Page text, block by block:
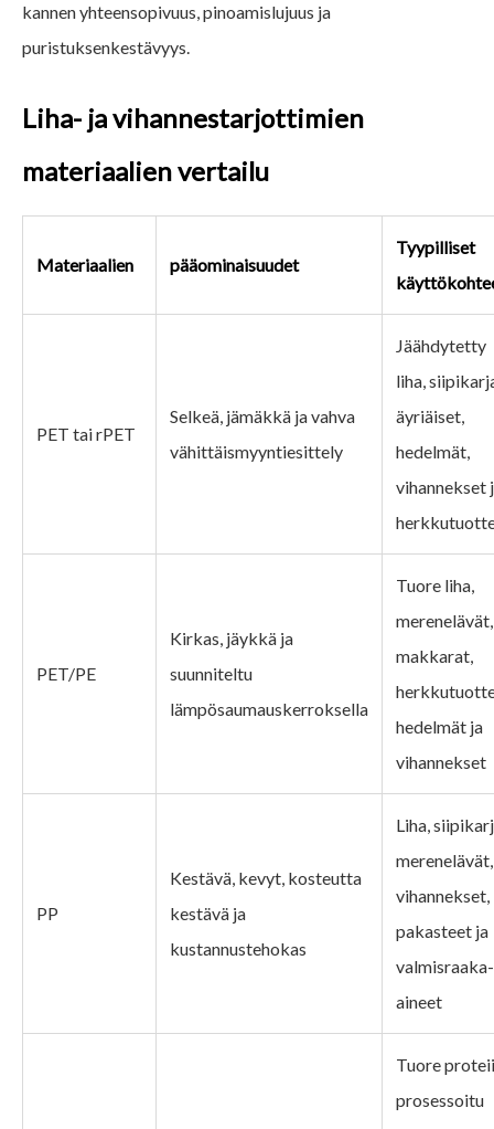
kannen yhteensopivuus, pinoamislujuus ja
puristuksenkestävyys.
Liha- ja vihannestarjottimien
materiaalien vertailu
Materiaalien pääominaisuudet
Tyypilliset
PET tai rPET
Selkeä, jämäkkä ja vahva
vähittäismyyntiesittely
Jäähdytetty
liha,
äyriäiset,
hedelmät,
vihannekset
PET/PE
Kirkas, jäykkä ja
suunniteltu
lämpösaumauskerroksella
Tuore liha,
merenelävät,
makkarat,
hedelmät ja
vihannekset
PP
Kestävä, kevyt, kosteutta
kestävä ja
kustannustehokas
Liha,
merenelävät,
vihannekset,
pakasteet ja
valmisraaka-
aineet
Tuore
prosessoitu